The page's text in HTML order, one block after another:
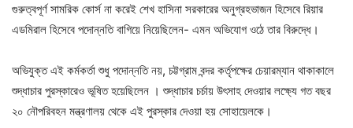
গুরুত্বপূর্ণ সামরিক কোর্স না করেই শেখ হাসিনা সরকারের অনুগ্রহভাজন হিসেবে রিয়ার
এডমিরাল হিসেবে পদোন্নতি বাগিয়ে নিয়েছিলেন- এমন অভিযোগ ওঠে তার বিরুদ্ধে।
অভিযুক্ত এই কর্মকর্তা শুধু পদোন্নতি নয়, চট্টগ্রাম বন্দর কর্তৃপক্ষের চেয়ারম্যান থাকাকালে
শুদ্ধাচার পুরস্কারেও ভূষিত হয়েছিলেন । শুদ্ধাচার চর্চায় উৎসাহ দেওয়ার লক্ষ্যে গত বছর
২০ নৌপরিবহন মন্ত্রণালয় থেকে এই পুরস্কার দেওয়া হয় সোহায়েলকে।